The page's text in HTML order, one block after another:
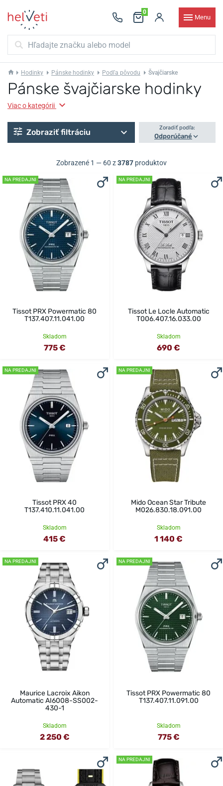
0
Menu
Hodinky Pánske hodinky Podľa pôvodu Švajčiarske
Pánske švajčiarske hodinky
Viac o kategórii
Zobraziť filtráciu Zoradiť podľa:
Odporúčané
Zobrazené 1 — 60 z3787 produktov
NA PREDAJNI
Tissot PRX Powermatic 80
T137.407.11.041.00
Skladom
775 €
NA PREDAJNI
Tissot Le Locle Automatic
T006.407.16.033.00
Skladom
690 €
NA PREDAJNI
Tissot PRX 40
T137.410.11.041.00
Skladom
415 €
NA PREDAJNI
Mido Ocean Star Tribute
M026.830.18.091.00
Skladom
1 140 €
NA PREDAJNI
Maurice Lacroix Aikon
Automatic AI6008-SS002-
430-1
Skladom
2 250 €
NA PREDAJNI
Tissot PRX Powermatic 80
T137.407.11.091.00
Skladom
775 €
NA PREDAJNI